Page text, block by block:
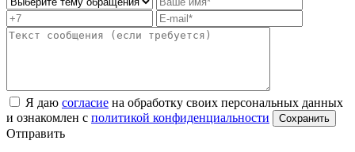
Я даю согласие на обработку своих персональных данных
и ознакомлен с политикой конфиденциальности
Отправить